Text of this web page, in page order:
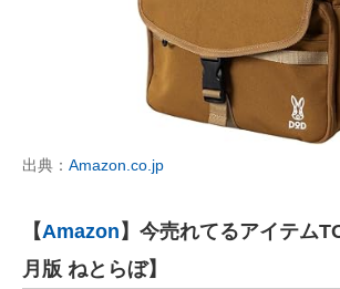
出典： Amazon.co.jp
【Amazon 】今売れてるアイテム
月版 ねとらぼ】